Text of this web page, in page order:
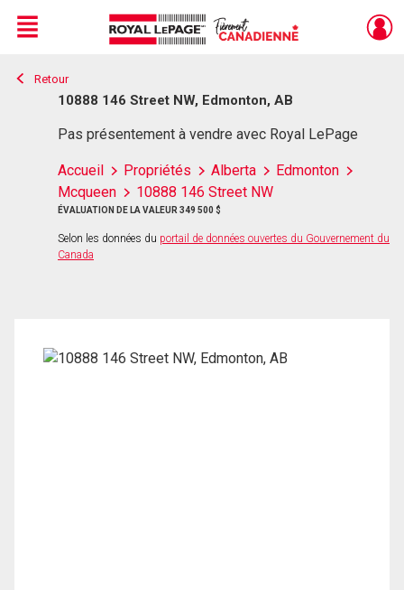
Live
En Direct
Menu
Retour
10888 146 Street NW, Edmonton, AB
Pas présentement à vendre avec Royal LePage
Accueil Propriétés Alberta
Edmonton
Mcqueen
10888 146 Street NW
ÉVALUATION DE LA VALEUR 349 500 $
Selon les données du portail de données ouvertes du Gouvernement du
Canada